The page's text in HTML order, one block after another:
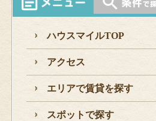
ハウスマイルTOP
アクセス
エリアで賃貸を探す
スポットで探す